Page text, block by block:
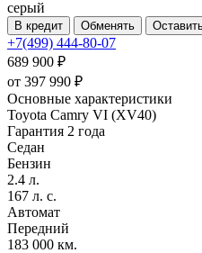
серый
В кредит Обменять
+7(499) 444-80-07
689 900 ₽
от 397 990 ₽
Основные характеристики
Toyota Camry VI (XV40)
Гарантия 2 года
Седан
Бензин
2.4 л.
167 л. с.
Автомат
Передний
183 000 км.